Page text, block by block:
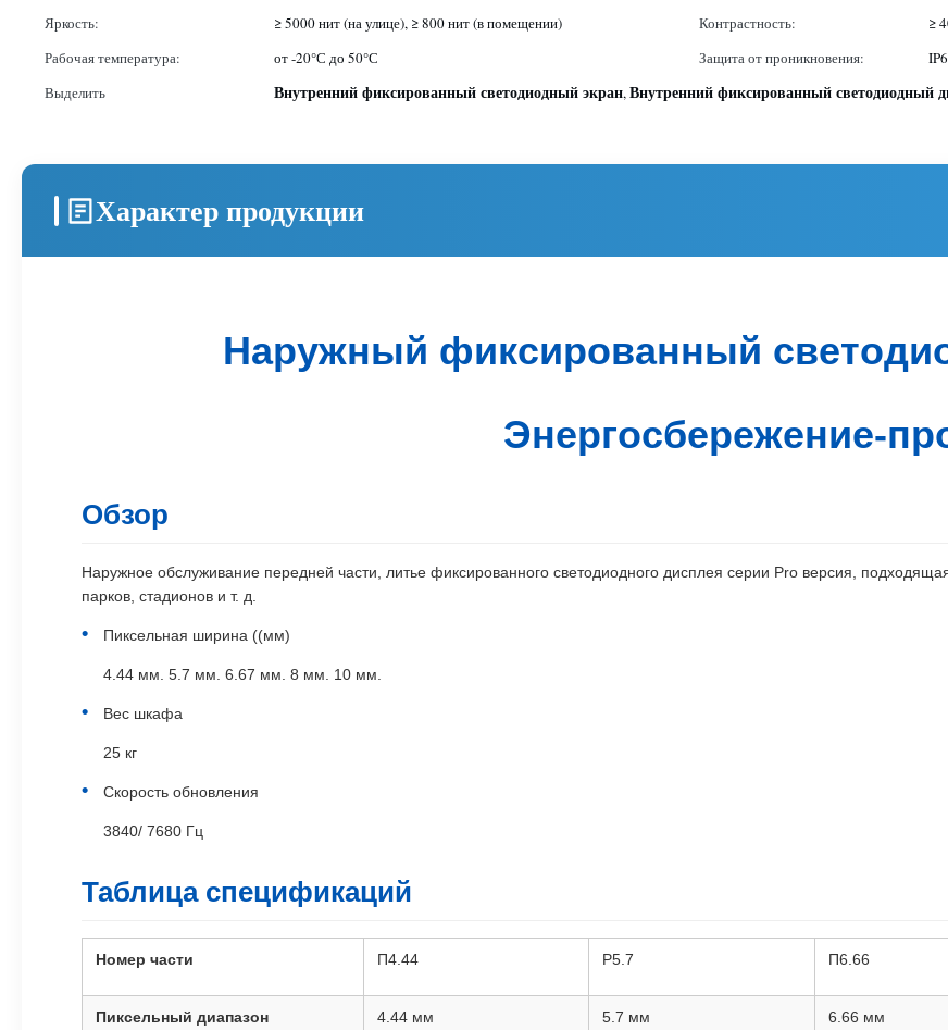
Яркость:
≥ 5000 нит (на улице), ≥ 800 нит (в помещении) Контрастность:
≥
Рабочая температура:
от -20°С до 50°С Защита от проникновения:
Выделить
Внутренний фиксированный светодиодный экран,Внутренний фиксированный светодиодный
Характер продукции
Наружный фиксированный
Энергосбережение-
Обзор
Наружное обслуживание передней части, литье фиксированного светодиодного дисплея серии Pro версия,
парков, стадионов и т. д.
Пиксельная ширина ((мм)
4.44 мм. 5.7 мм. 6.67 мм. 8 мм. 10 мм.
Вес шкафа
25 кг
Скорость обновления
3840/ 7680 Гц
Таблица спецификаций
Номер части П4.44 P5.7 П6.66
Пиксельный диапазон 4.44 мм 5.7 мм 6.66 мм